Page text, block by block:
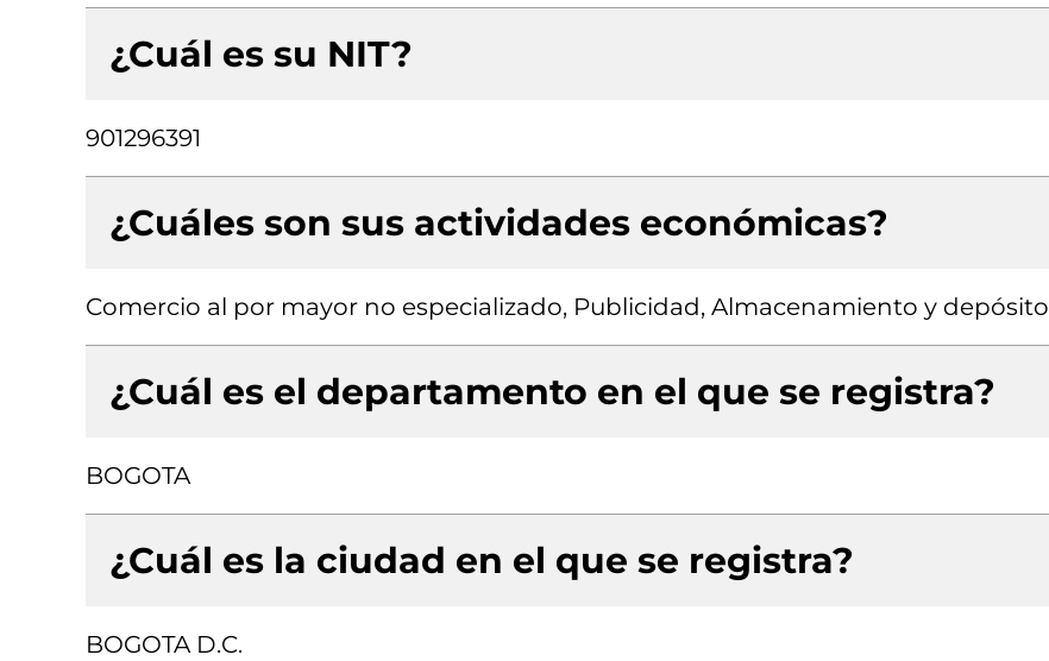
¿Cuál es su NIT?
901296391
¿Cuáles son sus actividades económicas?
Comercio al por mayor no especializado, Publicidad, Almacenamiento y depósito
¿Cuál es el departamento en el que se registra?
BOGOTA
¿Cuál es la ciudad en el que se registra?
BOGOTA D.C.